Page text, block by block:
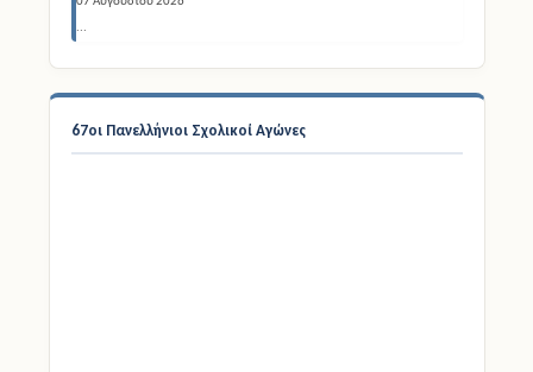
07 Αυγούστου 2026
67οι Πανελλήνιοι Σχολικοί Αγώνες